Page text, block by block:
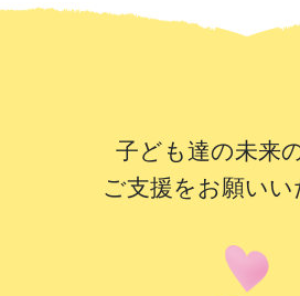
子ども達の未来
ご支援をお願い